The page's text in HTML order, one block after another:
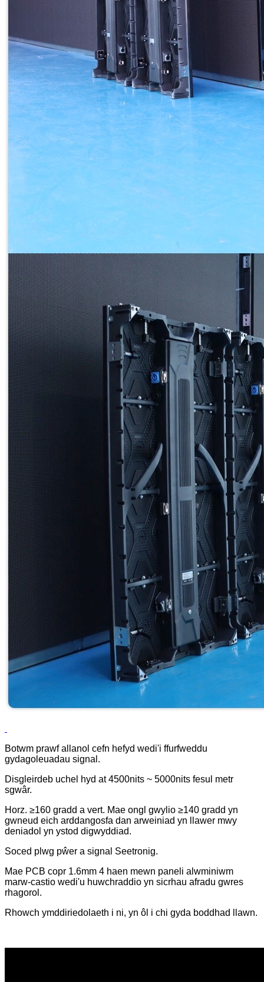
Botwm prawf allanol cefn hefyd wedi'i ffurfweddu
gydagoleuadau signal.
Disgleirdeb uchel hyd at 4500nits ~ 5000nits fesul metr
sgwâr.
Horz. ≥160 gradd a vert. Mae ongl gwylio ≥140 gradd yn
gwneud eich arddangosfa dan arweiniad yn llawer mwy
deniadol yn ystod digwyddiad.
Soced plwg pŵer a signal Seetronig.
Mae PCB copr 1.6mm 4 haen mewn paneli alwminiwm
marw-castio wedi'u huwchraddio yn sicrhau afradu gwres
rhagorol.
Rhowch ymddiriedolaeth i ni, yn ôl i chi gyda boddhad llawn.